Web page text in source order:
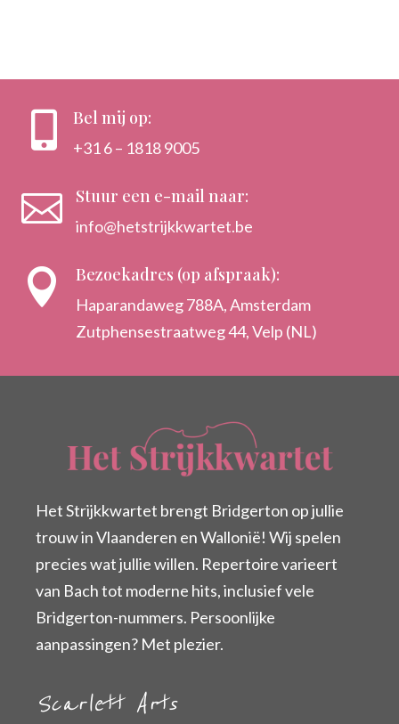
 Bel mij op:
+31 6 – 1818 9005
 Stuur een e-mail naar:
info@hetstrijkkwartet.be
 Bezoekadres (op afspraak):
Haparandaweg 788A, Amsterdam
Zutphensestraatweg 44, Velp (NL)
Het Strijkkwartet brengt Bridgerton op jullie
trouw in Vlaanderen en Wallonië! Wij spelen
precies wat jullie willen. Repertoire varieert
van Bach tot moderne hits, inclusief vele
Bridgerton-nummers. Persoonlijke
aanpassingen? Met plezier.
Scarlett Arts